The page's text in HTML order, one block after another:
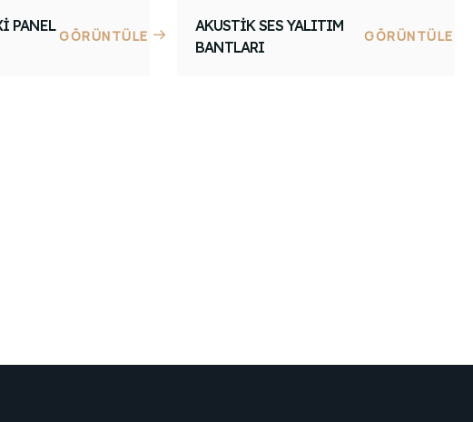
PANEL
GÖRÜNTÜLE
AKUSTIK SES YALITIM
BANTLARI
GÖRÜNTÜLE